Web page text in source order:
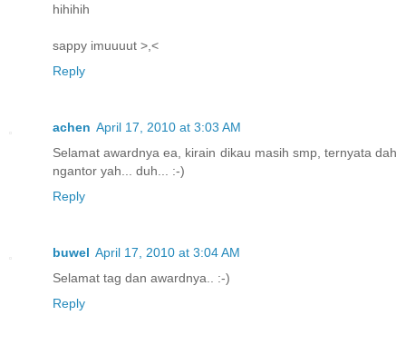
hihihih
sappy imuuuut >,<
Reply
achen April 17, 2010 at 3:03 AM
Selamat awardnya ea, kirain dikau masih smp, ternyata dah
ngantor yah... duh... :-)
Reply
buwel April 17, 2010 at 3:04 AM
Selamat tag dan awardnya.. :-)
Reply